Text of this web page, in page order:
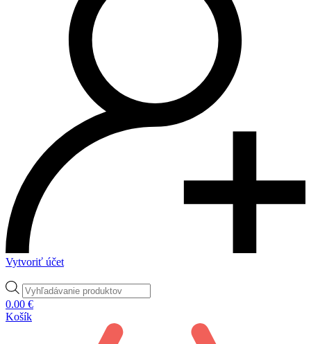
Vytvoriť účet
Products
search
0.00 €
Košík